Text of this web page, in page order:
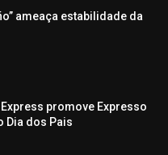
ameaça estabilidade da
promove Expresso
Dia dos Pais